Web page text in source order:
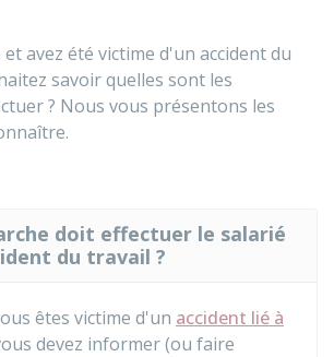
avez été victime d'un accident du
savoir quelles sont les
? Nous vous présentons les
doit effectuer le salarié
du travail ?
êtes victime d'un accident lié à
devez informer (ou faire